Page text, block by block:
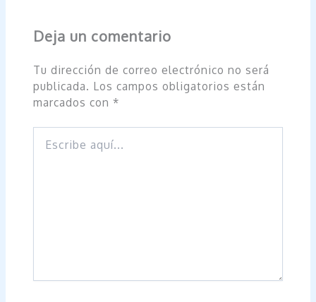
Deja un comentario
Tu dirección de correo electrónico no será
publicada. Los campos obligatorios están
marcados con *
aquí...